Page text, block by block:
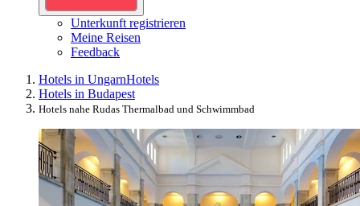
Unterkunft registrieren
Meine Reisen
Feedback
Hotels in UngarnHotels
Hotels in Budapest
Hotels nahe Rudas Thermalbad und Schwimmbad